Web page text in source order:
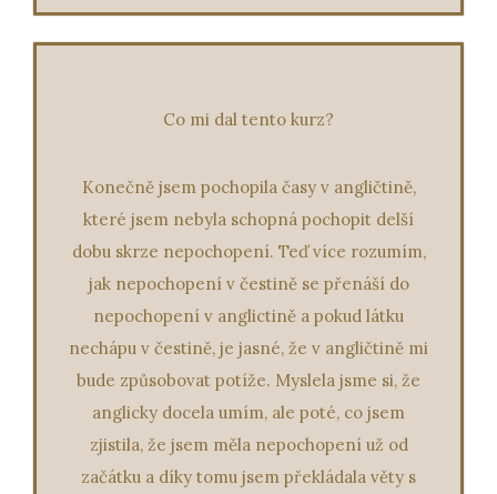
Co mi dal tento kurz?
Konečně jsem pochopila časy v angličtině,
které jsem nebyla schopná pochopit delší
dobu skrze nepochopení. Teď více rozumím,
jak nepochopení v čestině se přenáší do
nepochopení v anglictině a pokud látku
nechápu v čestině, je jasné, že v angličtině mi
bude způsobovat potíže. Myslela jsme si, že
anglicky docela umím, ale poté, co jsem
zjistila, že jsem měla nepochopení už od
začátku a díky tomu jsem překládala věty s